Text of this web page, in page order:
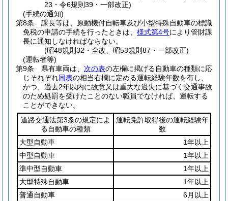
23・令6規則39・一部改正)
(手続の通知)
第8条
課長等は、原動機付自転車及び小型特殊自動車の標識
免税の申請の手続を行ったときは、 様式第4号により管財課
長に通知しなければならない。
(昭48規則32・全改、昭53規則87・一部改正)
(運転者等)
第9条
県有車両は、 次の表の左欄に掲げる自動車の種類に応
じそれぞれ同表の相当右欄に定める運転経験年数を有し、
かつ、過去2年以内に故意又は重大な過失に基づく交通事故
のため処罰を受けたことのない職員でなければ、運転する
ことができない。
道路交通法第3条の規定によ
る自動車の種類
運転免許取得後の運転経験年
数
大型自動車
1年以上
中型自動車
1年以上
準中型自動車
1年以上
大型特殊自動車
1年以上
普通自動車
6月以上